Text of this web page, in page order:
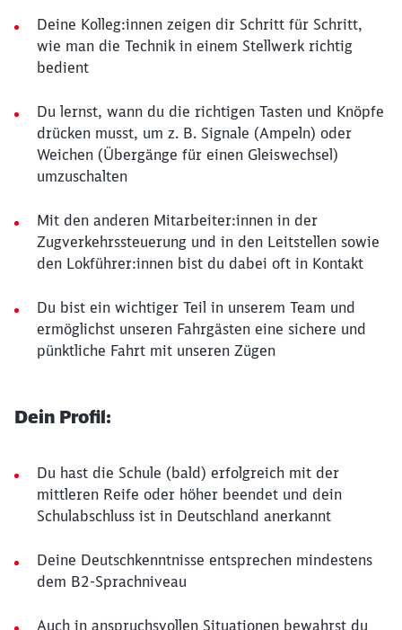
Deine Kolleg:innen zeigen dir Schritt für Schritt,
wie man die Technik in einem Stellwerk richtig
bedient
Du lernst, wann du die richtigen Tasten und Knöpfe
drücken musst, um z. B. Signale (Ampeln) oder
Weichen (Übergänge für einen Gleiswechsel)
umzuschalten
Mit den anderen Mitarbeiter:innen in der
Zugverkehrssteuerung und in den Leitstellen sowie
den Lokführer:innen bist du dabei oft in Kontakt
Du bist ein wichtiger Teil in unserem Team und
ermöglichst unseren Fahrgästen eine sichere und
pünktliche Fahrt mit unseren Zügen
Dein Profil:
Du hast die Schule (bald) erfolgreich mit der
mittleren Reife oder höher beendet und dein
Schulabschluss ist in Deutschland anerkannt
Deine Deutschkenntnisse entsprechen mindestens
dem B2-Sprachniveau
Auch in anspruchsvollen Situationen bewahrst du